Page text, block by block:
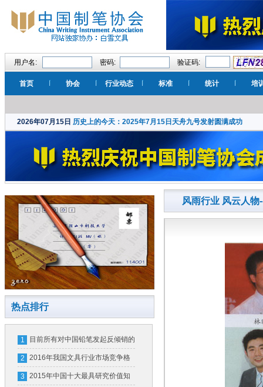
用户名: 密码: 验证码:
首页 协会 行业动态 标准 统计 培
2026年07月15日 历史上的今天：2025年7月15日天舟九号发射圆满成功
热点排行
1 目前所有对中国铅笔发起反倾销的
国家
2 2016年我国文具行业市场竞争格
局及行业利润水平分析【图】
3 2015年中国十大最具研究价值知
风雨行业 风云人